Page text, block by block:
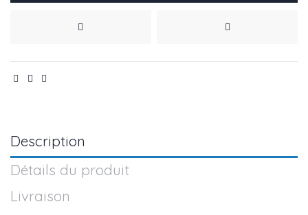
Description
Détails du produit
Livraison